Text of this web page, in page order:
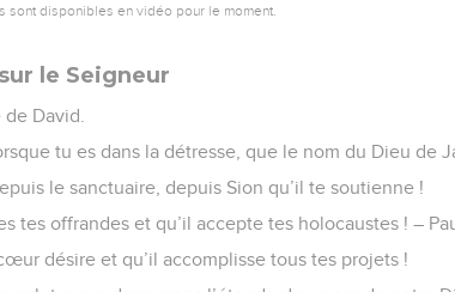
sont disponibles en vidéo pour le moment.
le Seigneur
David.
tu es dans la détresse, que le nom du Dieu de
le sanctuaire, depuis Sion qu’il te soutienne !
tes offrandes et qu’il accepte tes holocaustes ! –
désire et qu’il accomplisse tous tes projets !